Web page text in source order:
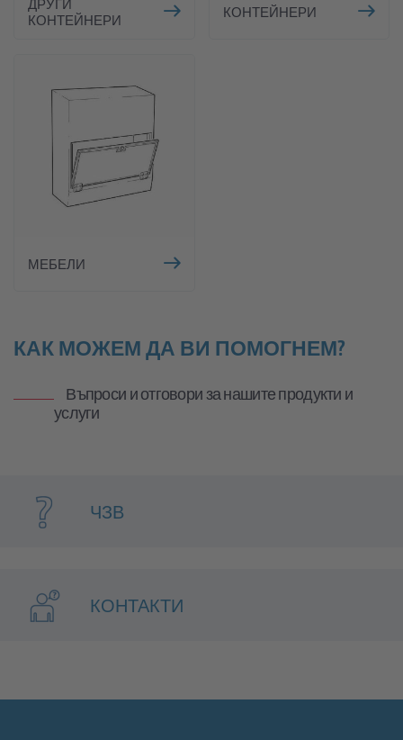
КОНТЕЙНЕРИ
КОНТЕЙНЕРИ
МЕБЕЛИ
КАК МОЖЕМ ДА ВИ ПОМОГНЕМ?
Въпроси и отговори за нашите продукти и
услуги
ЧЗВ
КОНТАКТИ